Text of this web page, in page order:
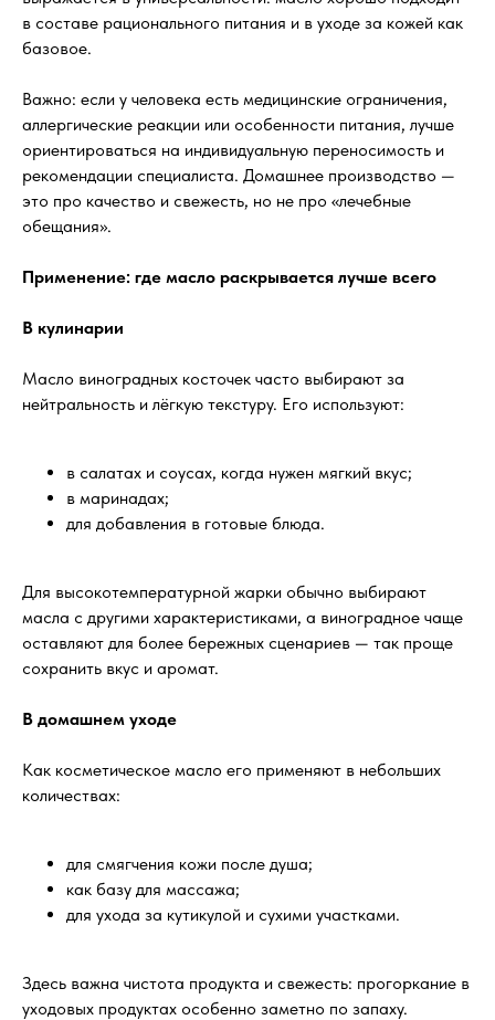
в составе рационального питания и в уходе за кожей как
базовое.
Важно: если у человека есть медицинские ограничения,
аллергические реакции или особенности питания, лучше
ориентироваться на индивидуальную переносимость и
рекомендации специалиста. Домашнее производство —
это про качество и свежесть, но не про «лечебные
обещания».
Применение: где масло раскрывается лучше всего
В кулинарии
Масло виноградных косточек часто выбирают за
нейтральность и лёгкую текстуру. Его используют:
в салатах и соусах, когда нужен мягкий вкус;
в маринадах;
для добавления в готовые блюда.
Для высокотемпературной жарки обычно выбирают
масла с другими характеристиками, а виноградное чаще
оставляют для более бережных сценариев — так проще
сохранить вкус и аромат.
В домашнем уходе
Как косметическое масло его применяют в небольших
количествах:
для смягчения кожи после душа;
как базу для массажа;
для ухода за кутикулой и сухими участками.
Здесь важна чистота продукта и свежесть: прогоркание в
уходовых продуктах особенно заметно по запаху.